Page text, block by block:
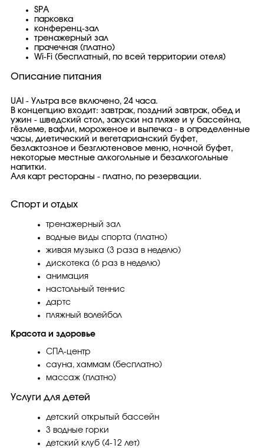
SPA
парковка
конференц-зал
тренажерный зал
прачечная (платно)
Wi-Fi (бесплатный, по всей территории отеля)
Описание питания
UAI - Ультра все включено, 24 часа.
В концепцию входит: завтрак, поздний завтрак, обед и
ужин - шведский стол, закуски на пляже и у бассейна,
гёзлеме, вафли, мороженое и выпечка - в определенные
часы, диетический и вегетарианский буфет,
безлактозное и безглютеновое меню, ночной буфет,
некоторые местные алкогольные и безалкогольные
напитки.
Аля карт рестораны - платно, по резервации.
Спорт и отдых
тренажерный зал
водные виды спорта (платно)
живая музыка (3 раза в неделю)
дискотека (6 раз в неделю)
анимация
настольный теннис
дартс
пляжный волейбол
Красота и здоровье
СПА-центр
сауна, хаммам (бесплатно)
массаж (платно)
Услуги для детей
детский открытый бассейн
3 водные горки
детский клуб (4-12 лет)